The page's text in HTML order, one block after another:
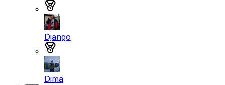
Django
Dima